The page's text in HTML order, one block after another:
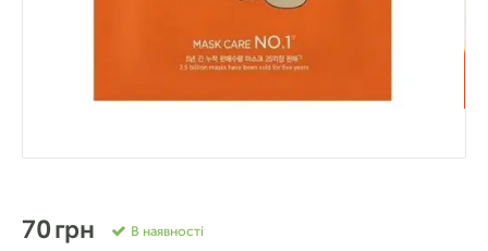
70 грн В наявності